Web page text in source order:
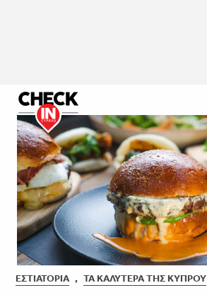
ΕΣΤΙΑΤΌΡΙΑ , ΤΑ ΚΑΛΎΤΕΡΑ ΤΗΣ ΚΎΠΡΟΥ